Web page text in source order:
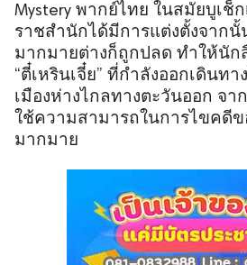
Mystery พากย์ไทย ในสมัยบูเช็
ราชสำนักได้มีการแต่งตั้งจากนั้
มากมายต่างก็ถูกปลด ทำให้นัก
“ตี๋เหรินเจี๋ย” ที่กำลังออกเดินท
เมืองห่างไกลทางตะวันออก จา
ใช้ความสามารถในการไขคดี
มากมาย